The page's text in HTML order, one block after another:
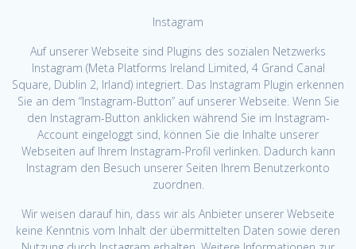
Instagram
Auf unserer Webseite sind Plugins des sozialen Netzwerks
Instagram (Meta Platforms Ireland Limited, 4 Grand Canal
Square, Dublin 2, Irland) integriert. Das Instagram Plugin erkennen
Sie an dem “Instagram-Button” auf unserer Webseite. Wenn Sie
den Instagram-Button anklicken während Sie im Instagram-
Account eingeloggt sind, können Sie die Inhalte unserer
Webseiten auf Ihrem Instagram-Profil verlinken. Dadurch kann
Instagram den Besuch unserer Seiten Ihrem Benutzerkonto
zuordnen.
Wir weisen darauf hin, dass wir als Anbieter unserer Webseite
keine Kenntnis vom Inhalt der übermittelten Daten sowie deren